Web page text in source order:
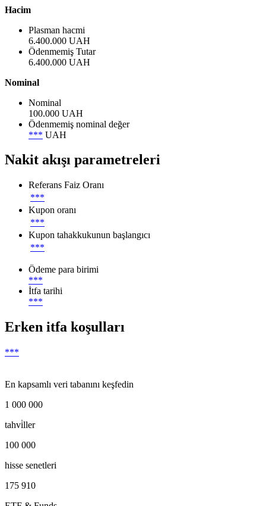
Hacim
Plasman hacmi
6.400.000 UAH
Ödenmemiş Tutar
6.400.000 UAH
Nominal
Nominal
100.000 UAH
Ödenmemiş nominal değer
*** UAH
Nakit akışı parametreleri
Referans Faiz Oranı
***
Kupon oranı
***
Kupon tahakkukunun başlangıcı
***
Ödeme para birimi
***
İtfa tarihi
***
Erken itfa koşulları
***
En kapsamlı veri tabanını keşfedin
1 000 000
tahvi̇ller
100 000
hisse senetleri
175 910